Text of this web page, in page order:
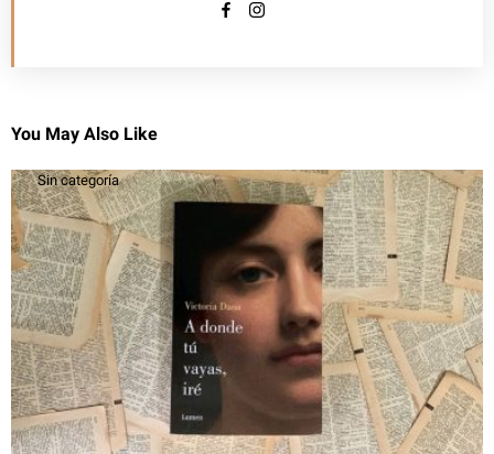
You May Also Like
Sin categoría